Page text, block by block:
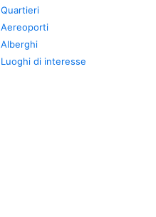
Quartieri
Aereoporti
Alberghi
Luoghi di interesse